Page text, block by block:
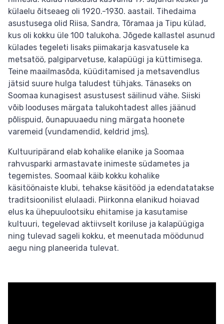
külaelu õitseaeg oli 1920.-1930. aastail. Tihedaima
asustusega olid Riisa, Sandra, Tõramaa ja Tipu külad,
kus oli kokku üle 100 talukoha. Jõgede kallastel asunud
külades tegeleti lisaks piimakarja kasvatusele ka
metsatöö, palgiparvetuse, kalapüügi ja küttimisega.
Teine maailmasõda, küüditamised ja metsavendlus
jätsid suure hulga taludest tühjaks. Tänaseks on
Soomaa kunagisest asustusest säilinud vähe. Siiski
võib looduses märgata talukohtadest alles jäänud
põlispuid, õunapuuaedu ning märgata hoonete
varemeid (vundamendid, keldrid jms).
Kultuuripärand elab kohalike elanike ja Soomaa
rahvusparki armastavate inimeste südametes ja
tegemistes. Soomaal käib kokku kohalike
käsitöönaiste klubi, tehakse käsitööd ja edendatatakse
traditsioonilist elulaadi. Piirkonna elanikud hoiavad
elus ka ühepuulootsiku ehitamise ja kasutamise
kultuuri, tegelevad aktiivselt koriluse ja kalapüügiga
ning tulevad sageli kokku, et meenutada möödunud
aegu ning planeerida tulevat.